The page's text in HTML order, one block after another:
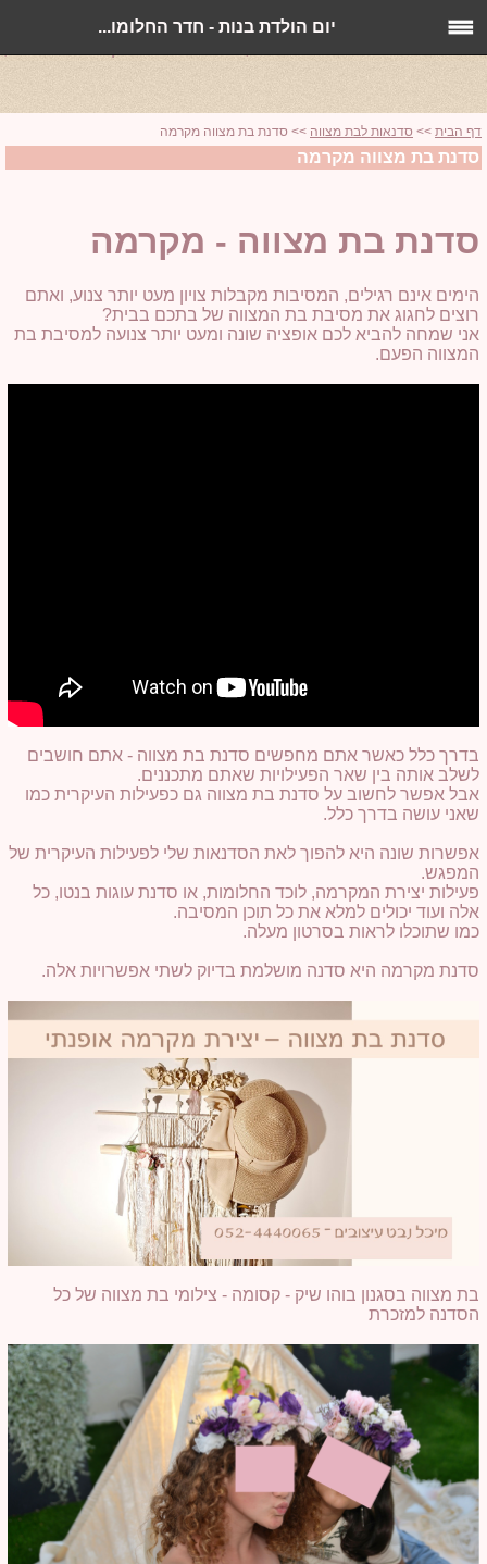
באולם אירועים, סדנת יצירה למסיבות בת מצווה בבית, מיכל נבט -
יום הולדת בנות - חדר החלומו...
דף הבית >> סדנאות לבת מצווה >> סדנת בת מצווה מקרמה
סדנת בת מצווה מקרמה
סדנת בת מצווה - מקרמה
הימים אינם רגילים, המסיבות מקבלות צויון מעט יותר צנוע, ואתם
רוצים לחגוג את מסיבת בת המצווה של בתכם בבית?
אני שמחה להביא לכם אופציה שונה ומעט יותר צנועה למסיבת בת
המצווה הפעם.
בדרך כלל כאשר אתם מחפשים סדנת בת מצווה - אתם חושבים
לשלב אותה בין שאר הפעילויות שאתם מתכננים.
אבל אפשר לחשוב על סדנת בת מצווה גם כפעילות העיקרית כמו
שאני עושה בדרך כלל.
אפשרות שונה היא להפוך לאת הסדנאות שלי לפעילות העיקרית של
המפגש.
פעילות יצירת המקרמה, לוכד החלומות, או סדנת עוגות בנטו, כל
אלה ועוד יכולים למלא את כל תוכן המסיבה.
כמו שתוכלו לראות בסרטון מעלה.
סדנת מקרמה היא סדנה מושלמת בדיוק לשתי אפשרויות אלה.
בת מצווה בסגנון בוהו שיק - קסומה - צילומי בת מצווה של כל
הסדנה למזכרת